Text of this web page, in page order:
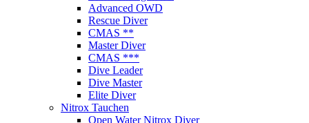
Advanced OWD
Rescue Diver
CMAS **
Master Diver
CMAS ***
Dive Leader
Dive Master
Elite Diver
Nitrox Tauchen
Open Water Nitrox Diver